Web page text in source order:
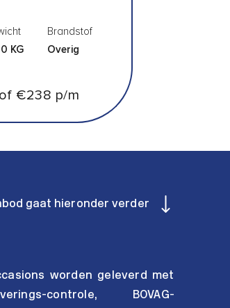
KG
Brandstof
Overig
of €238 p/m
gaat hieronder verder
worden geleverd met
controle, BOVAG-